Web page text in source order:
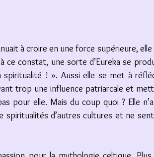
à croire en une force supérieure, elle
ce constat, une sorte d’Eureka se
spiritualité ! ». Aussi elle se met à
trop une influence patriarcale et
pour elle. Mais du coup quoi ? Elle
spiritualités d’autres cultures et ne